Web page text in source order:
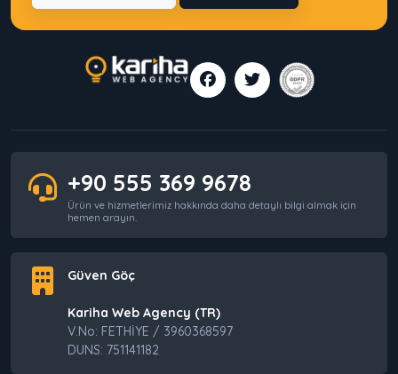
+90 555 369 9678
Ürün ve hizmetlerimiz hakkında daha detaylı bilgi almak için
hemen arayın.
Güven Göç
Kariha Web Agency (TR)
V.No: FETHİYE / 3960368597
DUNS: 751141182